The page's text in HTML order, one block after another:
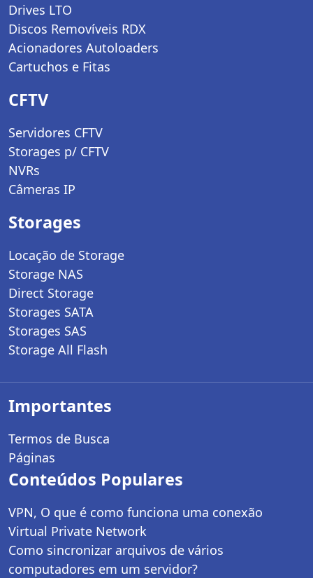
Drives LTO
Discos Removíveis RDX
Acionadores Autoloaders
Cartuchos e Fitas
CFTV
Servidores CFTV
Storages p/ CFTV
NVRs
Câmeras IP
Storages
Locação de Storage
Storage NAS
Direct Storage
Storages SATA
Storages SAS
Storage All Flash
Importantes
Termos de Busca
Páginas
Conteúdos Populares
VPN, O que é como funciona uma conexão
Virtual Private Network
Como sincronizar arquivos de vários
computadores em um servidor?